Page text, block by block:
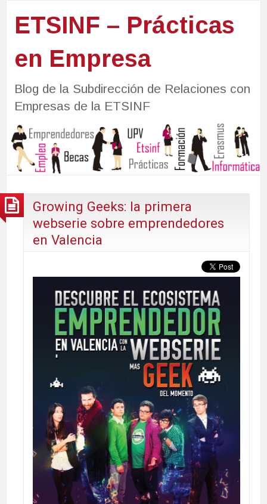
ETSINF – Prácticas
en Empresa
Blog de la Subdirección de Relaciones con
Empresas de la ETSINF
Growing Geeks: la primera
webserie sobre emprendedores
en Valencia